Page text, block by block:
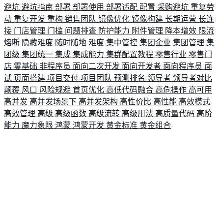
避坑 避坑指南 部署 部署使用 部署适配 配置 采购避坑 重复劳
动 重复开发 重构 销售团队 镜像优化 镜像构建 长期运营 长连
接 门店管理 门槛 问题排查 防护能力 附件管理 降本增效 限流
熔断 隐藏难度 随时随地 难度 集中管控 集团企业 集团管理 集
团级 集团统一 集成 集成能力 集群配置教程 零售行业 零售门
店 零基础 非程序员 面向二次开发 面向开发者 面向程序员 面
试 页面搭建 项目交付 项目团队 预测排名 领导者 领导者对比
颠覆 风口 风险规避 首页优化 高低代码融合 高危操作 高可用
高并发 高并发场景下 高并发架构 高性价比 高性能 高效模式
高效管理 高级 高级函数 高级流转 高级用法 高质量代码 高阶
能力 魔力象限 鸿蒙 鸿蒙开发 黄金标准 黄金组合